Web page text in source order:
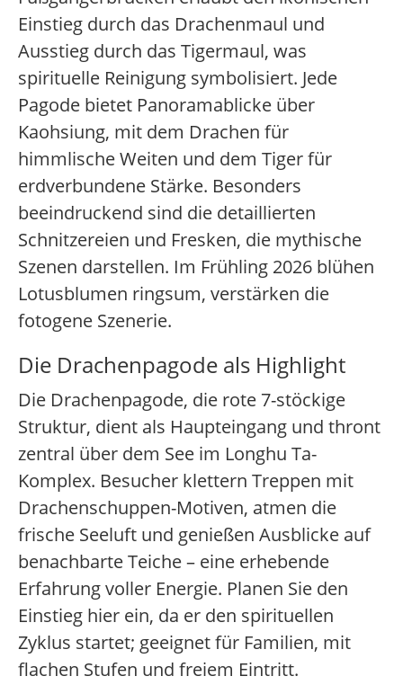
Einstieg durch das Drachenmaul und
Ausstieg durch das Tigermaul, was
spirituelle Reinigung symbolisiert. Jede
Pagode bietet Panoramablicke über
Kaohsiung, mit dem Drachen für
himmlische Weiten und dem Tiger für
erdverbundene Stärke. Besonders
beeindruckend sind die detaillierten
Schnitzereien und Fresken, die mythische
Szenen darstellen. Im Frühling 2026 blühen
Lotusblumen ringsum, verstärken die
fotogene Szenerie.
Die Drachenpagode als Highlight
Die Drachenpagode, die rote 7-stöckige
Struktur, dient als Haupteingang und thront
zentral über dem See im Longhu Ta-
Komplex. Besucher klettern Treppen mit
Drachenschuppen-Motiven, atmen die
frische Seeluft und genießen Ausblicke auf
benachbarte Teiche – eine erhebende
Erfahrung voller Energie. Planen Sie den
Einstieg hier ein, da er den spirituellen
Zyklus startet; geeignet für Familien, mit
flachen Stufen und freiem Eintritt.